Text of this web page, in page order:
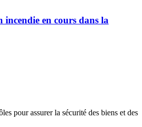
incendie en cours dans la
pour assurer la sécurité des biens et des